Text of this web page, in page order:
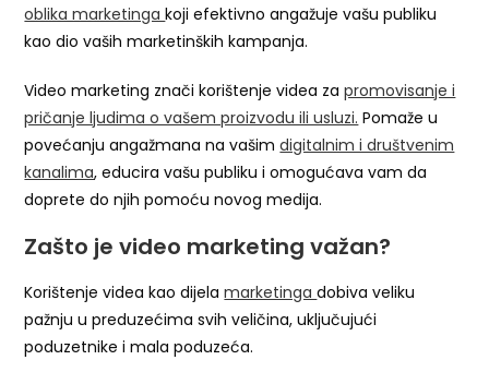
oblika marketingakoji efektivno angažuje vašu publiku
kao dio vaših marketinških kampanja.
Video marketing znači korištenje videa zapromovisanje i
pričanje ljudima o vašem proizvodu ili usluzi. Pomaže u
povećanju angažmana na vašimdigitalnim i društvenim
kanalima, educira vašu publiku i omogućava vam da
doprete do njih pomoću novog medija.
Zašto je video marketing važan?
Korištenje videa kao dijelamarketingadobiva veliku
pažnju u preduzećima svih veličina, uključujući
poduzetnike i mala poduzeća.